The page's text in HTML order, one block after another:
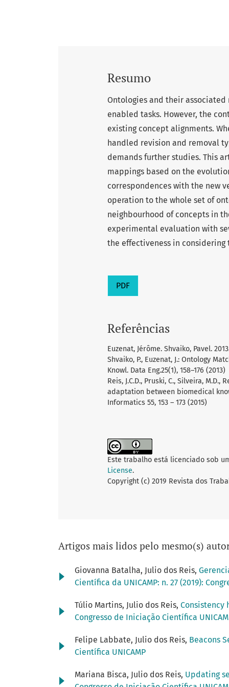
Resumo
Ontologies and their
enabled tasks. However, the
existing concept alignments.
handled revision and removal
demands further studies. This
mappings based on the
correspondences with the new
operation to the whole set of
neighbourhood of concepts in
experimental evaluation with
the effectiveness in considering
PDF
Referências
Euzenat, Jérôme. Shvaiko, Pavel.
Shvaiko, P., Euzenat, J.: Ontology
Knowl. Data Eng.25(1), 158–176 (2013)
Reis, J.C.D., Pruski, C., Silveira,
adaptation between biomedical
Informatics 55, 153 – 173 (2015)
Este trabalho está licenciado sob
License.
Copyright (c) 2019 Revista dos
Artigos mais lidos pelo mesmo(s)
Giovanna Batalha, Julio dos Reis,
Científica da UNICAMP: n. 27 (2019):
Túlio Martins, Julio dos Reis, Consistency
Congresso de Iniciação Científica
Felipe Labbate, Julio dos Reis, Beacons
Científica UNICAMP
Mariana Bisca, Julio dos Reis, Updating